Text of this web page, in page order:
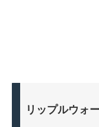
リップルウォ